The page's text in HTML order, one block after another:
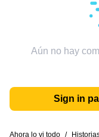
Aún no hay
Sign in
Ahora lo vi todo /